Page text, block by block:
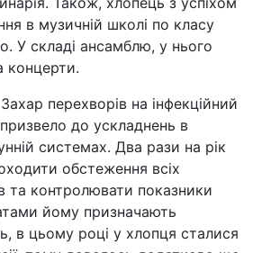
в музичній школі по класу
У складі ансамблю, у нього
концерти.
перехворів на інфекційний
до ускладнень в
системах. Два рази на рік
обстеження всіх
та контролювати показники
йому призначають
в цьому році у хлопця сталися